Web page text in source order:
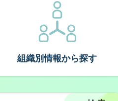
組織別情報から探す